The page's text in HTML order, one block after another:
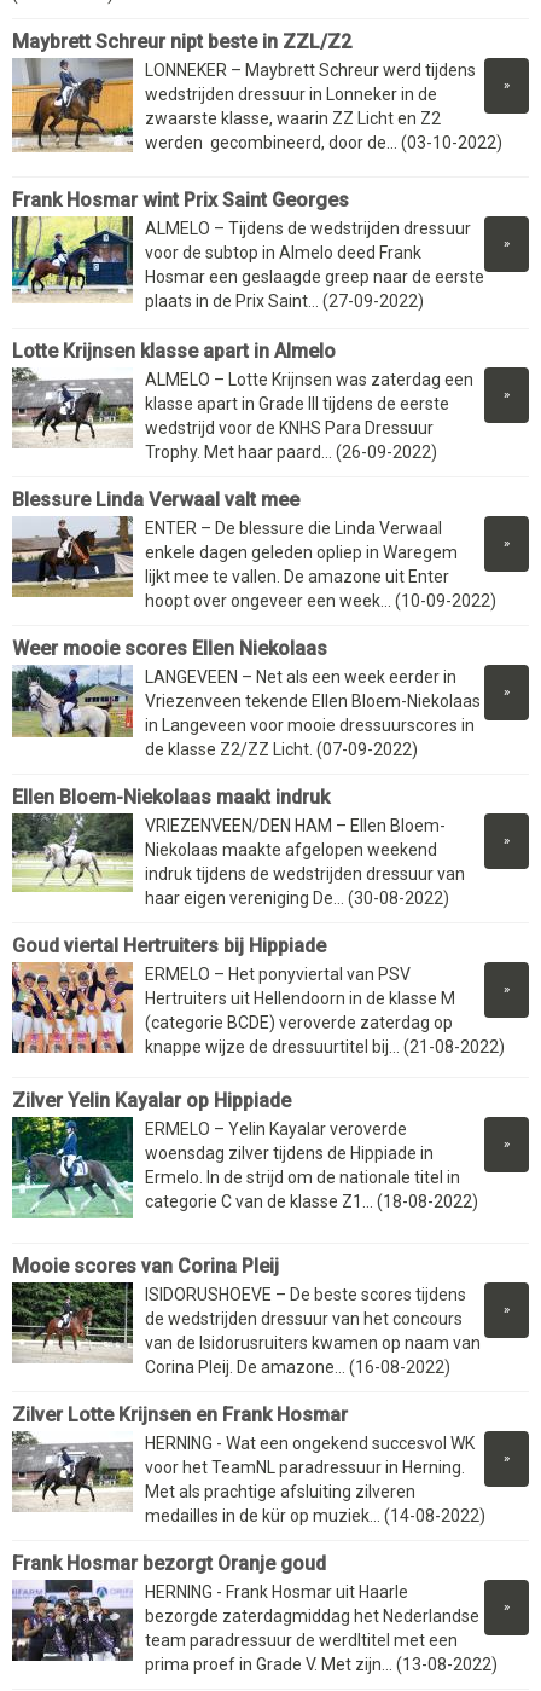
Maybrett Schreur nipt beste in ZZL/Z2
»
LONNEKER – Maybrett Schreur werd tijdens
wedstrijden dressuur in Lonneker in de
zwaarste klasse, waarin ZZ Licht en Z2
werden gecombineerd, door de... (03-10-2022)
Frank Hosmar wint Prix Saint Georges
»
ALMELO – Tijdens de wedstrijden dressuur
voor de subtop in Almelo deed Frank
Hosmar een geslaagde greep naar de eerste
plaats in de Prix Saint... (27-09-2022)
Lotte Krijnsen klasse apart in Almelo
»
ALMELO – Lotte Krijnsen was zaterdag een
klasse apart in Grade III tijdens de eerste
wedstrijd voor de KNHS Para Dressuur
Trophy. Met haar paard... (26-09-2022)
Blessure Linda Verwaal valt mee
»
ENTER – De blessure die Linda Verwaal
enkele dagen geleden opliep in Waregem
lijkt mee te vallen. De amazone uit Enter
hoopt over ongeveer een week... (10-09-2022)
Weer mooie scores Ellen Niekolaas
»
LANGEVEEN – Net als een week eerder in
Vriezenveen tekende Ellen Bloem-Niekolaas
in Langeveen voor mooie dressuurscores in
de klasse Z2/ZZ Licht. (07-09-2022)
Ellen Bloem-Niekolaas maakt indruk
»
VRIEZENVEEN/DEN HAM – Ellen Bloem-
Niekolaas maakte afgelopen weekend
indruk tijdens de wedstrijden dressuur van
haar eigen vereniging De... (30-08-2022)
Goud viertal Hertruiters bij Hippiade
»
ERMELO – Het ponyviertal van PSV
Hertruiters uit Hellendoorn in de klasse M
(categorie BCDE) veroverde zaterdag op
knappe wijze de dressuurtitel bij... (21-08-2022)
Zilver Yelin Kayalar op Hippiade
»
ERMELO – Yelin Kayalar veroverde
woensdag zilver tijdens de Hippiade in
Ermelo. In de strijd om de nationale titel in
categorie C van de klasse Z1... (18-08-2022)
Mooie scores van Corina Pleij
»
ISIDORUSHOEVE – De beste scores tijdens
de wedstrijden dressuur van het concours
van de Isidorusruiters kwamen op naam van
Corina Pleij. De amazone... (16-08-2022)
Zilver Lotte Krijnsen en Frank Hosmar
»
HERNING - Wat een ongekend succesvol WK
voor het TeamNL paradressuur in Herning.
Met als prachtige afsluiting zilveren
medailles in de kür op muziek... (14-08-2022)
Frank Hosmar bezorgt Oranje goud
»
HERNING - Frank Hosmar uit Haarle
bezorgde zaterdagmiddag het Nederlandse
team paradressuur de werdltitel met een
prima proef in Grade V. Met zijn... (13-08-2022)